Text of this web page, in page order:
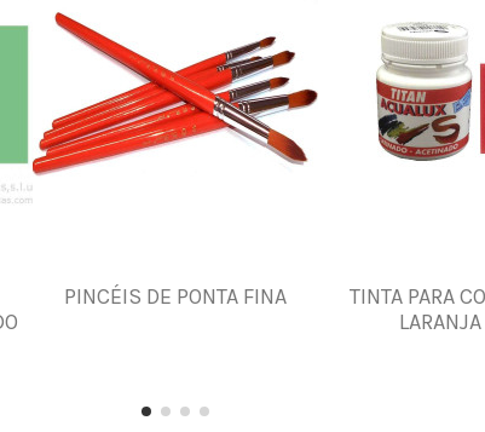
PINCÉIS DE PONTA FINA
TINTA PARA